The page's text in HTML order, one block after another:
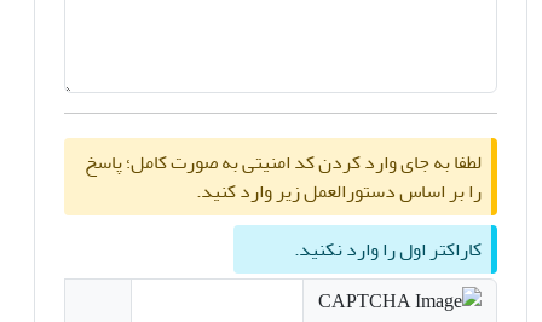
لطفا به جای وارد کردن کد امنیتی به صورت کامل؛ پاسخ
را بر اساس دستورالعمل زیر وارد کنید.
کاراکتر اول را وارد نکنید.